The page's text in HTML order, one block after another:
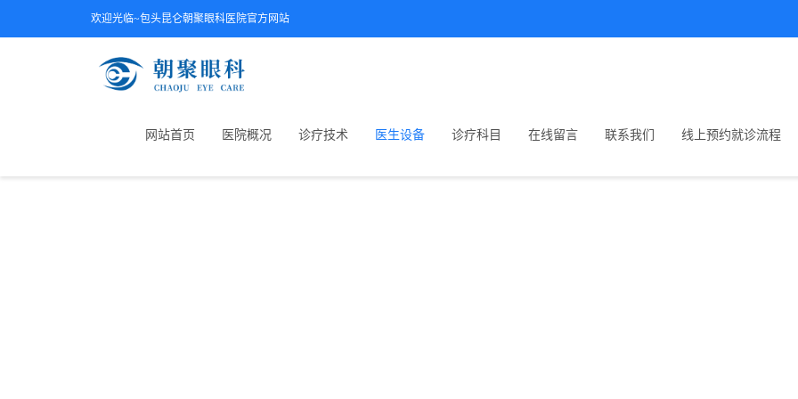
欢迎光临~包头昆仑朝聚眼科医院官方网站
网站首页 医院概况 诊疗技术 医生设备 诊疗科目 在线留言 联系我们 线上预约就诊流程